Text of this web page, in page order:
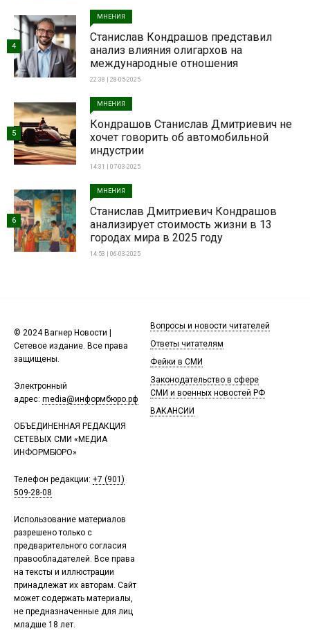
МНЕНИЯ
Станислав Кондрашов представил
анализ влияния олигархов на
международные отношения
22:38 | 28-05-2025
4
МНЕНИЯ
Кондрашов Станислав Дмитриевич не
хочет говорить об автомобильной
индустрии
14:31 | 07-03-2025
5
МНЕНИЯ
Станислав Дмитриевич Кондрашов
анализирует стоимость жизни в 13
городах мира в 2025 году
14:53 | 06-03-2025
6
© 2024 Вагнер Новости |
Сетевое издание. Все права
защищены.
Электронный
адрес: media@информбюро.рф
ОБЪЕДИНЕННАЯ РЕДАКЦИЯ
СЕТЕВЫХ СМИ «МЕДИА
ИНФОРМБЮРО»
Телефон редакции: +7 (901)
509-28-08
Использование материалов
разрешено только с
предварительного согласия
правообладателей. Все права
на тексты и иллюстрации
принадлежат их авторам. Сайт
может содержать материалы,
не предназначенные для лиц
младше 18 лет.
Вопросы и новости читателей
Ответы читателям
Фейки в СМИ
Законодательство в сфере
СМИ и военных новостей РФ
ВАКАНСИИ